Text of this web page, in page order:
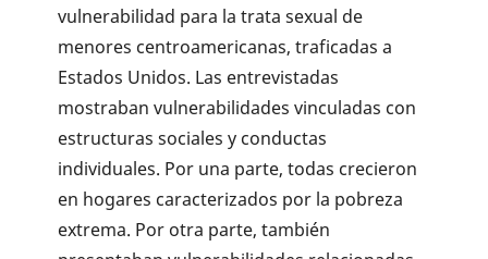
vulnerabilidad para la trata sexual de
menores centroamericanas, traficadas a
Estados Unidos. Las entrevistadas
mostraban vulnerabilidades vinculadas con
estructuras sociales y conductas
individuales. Por una parte, todas crecieron
en hogares caracterizados por la pobreza
extrema. Por otra parte, también